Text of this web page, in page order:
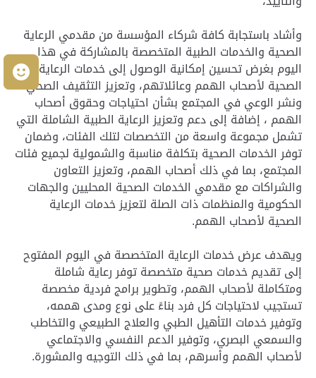
وأشاد باستجابة كافة شركاء المؤسسة من مقدمي الرعاية
الصحية والخدمات الطبية المتخصصة بالمشاركة في هذا
اليوم بغرض تحسين إمكانية الوصول إلى خدمات الرعاية
الصحية لأصحاب الهمم وعائلاتهم، وتعزيز التثقيف الصحي
ونشر الوعي في المجتمع بشأن احتياجات وحقوق أصحاب
الهمم ، إضافة إلى دعم وتعزيز الرعاية الطبية الشاملة التي
تشمل مجموعة واسعة من التخصصات لتلك الفئات، وضمان
توفر الخدمات الصحية بتكلفة مناسبة والشمولية لجميع فئات
المجتمع، بما في ذلك أصحاب الهمم، وتعزيز التعاون
والشراكات مع مقدمي الخدمات الصحية المحليين والجهات
الحكومية والمنظمات ذات الصلة لتعزيز خدمات الرعاية
الصحية لأصحاب الهمم.
ويهدف عرض خدمات الرعاية المتخصصة في اليوم المفتوح
إلى تقديم خدمات صحية متخصصة توفر رعاية شاملة
ومتكاملة لأصحاب الهمم، وتطوير برامج فردية مخصصة
تستجيب لاحتياجات كل فرد بناءً على نوع ومدى هممه،
وتوفير خدمات التأهيل الطبي والعلاج الطبيعي والتخاطب
والسمعي البصري، وتوفير الدعم النفسي والاجتماعي
لأصحاب الهمم وأسرهم، بما في ذلك التوجيه والمشورة.